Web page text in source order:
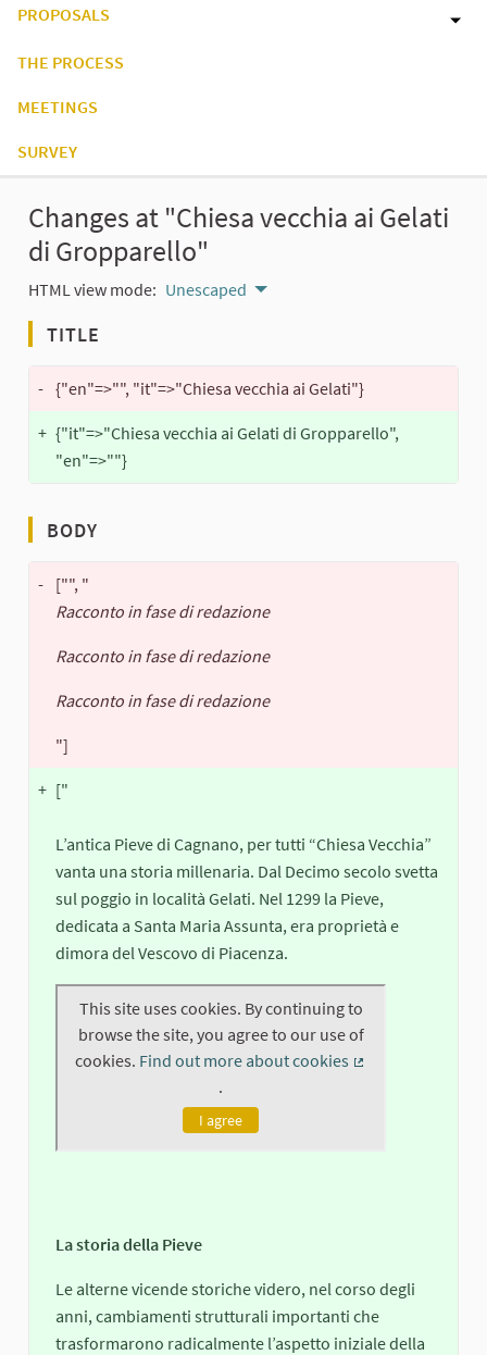
PROPOSALS
THE PROCESS
MEETINGS
SURVEY
Changes at "Chiesa vecchia ai Gelati
di Gropparello"
HTML view mode: Unescaped
TITLE
- {"en"=>"", "it"=>"Chiesa vecchia ai Gelati"}
+ {"it"=>"Chiesa vecchia ai Gelati di Gropparello",
"en"=>""}
BODY
- ["", "
Racconto in fase di redazione
Racconto in fase di redazione
Racconto in fase di redazione
"]
+ ["
L’antica Pieve di Cagnano, per tutti “Chiesa Vecchia”
vanta una storia millenaria. Dal Decimo secolo svetta
sul poggio in località Gelati. Nel 1299 la Pieve,
dedicata a Santa Maria Assunta, era proprietà e
dimora del Vescovo di Piacenza.
La storia della Pieve
Le alterne vicende storiche videro, nel corso degli
anni, cambiamenti strutturali importanti che
trasformarono radicalmente l’aspetto iniziale della